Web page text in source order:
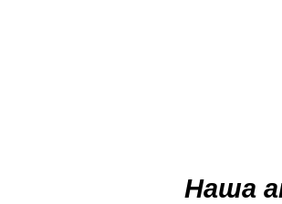
Наша